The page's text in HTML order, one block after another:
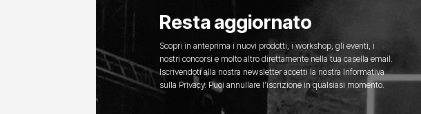
Resta aggiornato
Scopri in anteprima i nuovi prodotti, i workshop, gli eventi, i
nostri concorsi e molto altro direttamente nella tua casella email.
Iscrivendoti alla nostra newsletter accetti la nostra Informativa
sulla Privacy. Puoi annullare l’iscrizione in qualsiasi momento.